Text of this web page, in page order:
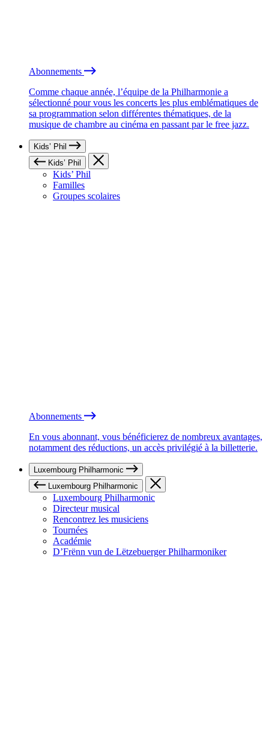
Abonnements
Comme chaque année, l’équipe de la Philharmonie a
sélectionné pour vous les concerts les plus emblématiques de
sa programmation selon différentes thématiques, de la
musique de chambre au cinéma en passant par le free jazz.
Kids’ Phil
Kids’ Phil
Kids’ Phil
Familles
Groupes scolaires
Abonnements
En vous abonnant, vous bénéficierez de nombreux avantages,
notamment des réductions, un accès privilégié à la billetterie.
Luxembourg Philharmonic
Luxembourg Philharmonic
Luxembourg Philharmonic
Directeur musical
Rencontrez les musiciens
Tournées
Académie
D’Frënn vun de Lëtzebuerger Philharmoniker